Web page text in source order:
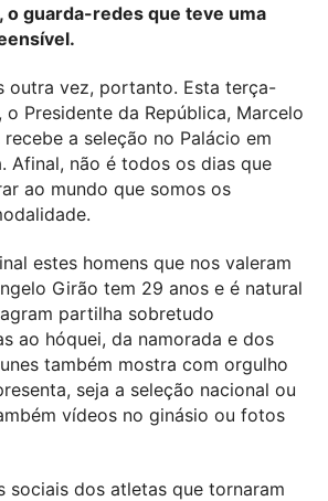
o guarda-redes que teve uma
outra vez, portanto. Esta terça-
o Presidente da República, Marcelo
recebe a seleção no Palácio em
Afinal, não é todos os dias que
ao mundo que somos os
estes homens que nos valeram
Girão tem 29 anos e é natural
partilha sobretudo
ao hóquei, da namorada e dos
também mostra com orgulho
seja a seleção nacional ou
vídeos no ginásio ou fotos
sociais dos atletas que tornaram